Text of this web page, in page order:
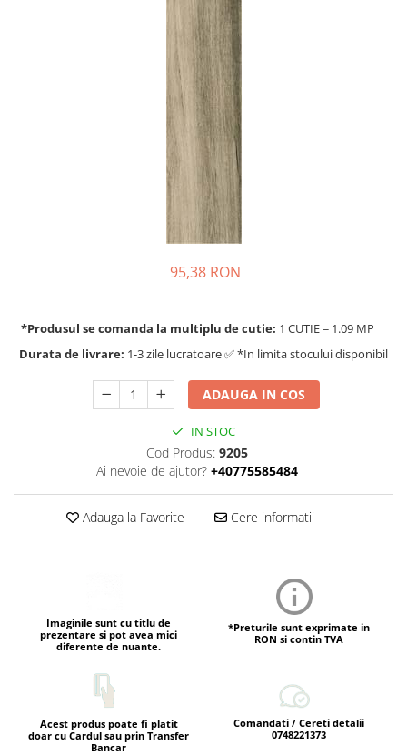
95,38 RON
*Produsul se comanda la multiplu de cutie: 1 CUTIE = 1.09 MP
Durata de livrare: 1-3 zile lucratoare ✅ *In limita stocului disponibil
ADAUGA IN COS
IN STOC
Cod Produs: 9205
Ai nevoie de ajutor? +40775585484
Adauga la Favorite Cere informatii
Imaginile sunt cu titlu de
prezentare si pot avea mici
diferente de nuante.
*Preturile sunt exprimate in
RON si contin TVA
Acest produs poate fi platit
doar cu Cardul sau prin Transfer
Bancar
Comandati / Cereti detalii
0748221373